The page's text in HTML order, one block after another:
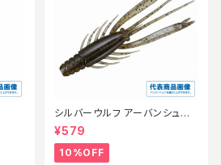
シルバーウルフ アーバンシュリ
ンプ 2.8【スタッフ永徳浜名湖セ
レクト】【10】
¥579
10%OFF